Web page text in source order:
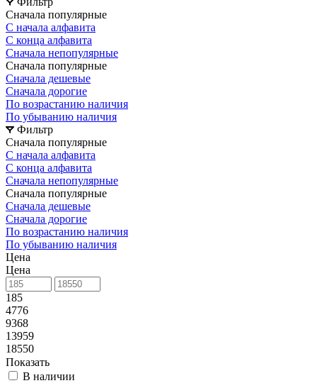
Сначала популярные
С начала алфавита
С конца алфавита
Сначала непопулярные
Сначала популярные
Сначала дешевые
Сначала дорогие
По возрастанию наличия
По убыванию наличия
Фильтр
Сначала популярные
С начала алфавита
С конца алфавита
Сначала непопулярные
Сначала популярные
Сначала дешевые
Сначала дорогие
По возрастанию наличия
По убыванию наличия
Цена
Цена
185
4776
9368
13959
18550
Показать
В наличии